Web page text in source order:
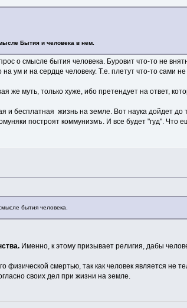
Бытия и человека в нем.
о смысле бытия человека. Буровит что-то не
ум и на сердце человеку. Т.е. плетут что-то сами
же муть, только хуже, ибо претендует на ответ,
бесплатная жизнь на земле. Вот наука дойдет до
построят коммунизмъ. И все будет "гуд". Что
бытия человека.
Именно, к этому призывает религия, дабы
физической смертью, так как человек является не
своих дел при жизни на земле.